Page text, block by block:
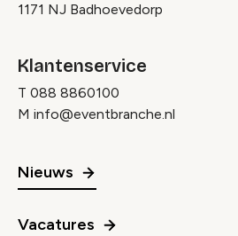
1171 NJ Badhoevedorp
Klantenservice
T 088 8860100
M info@eventbranche.nl
Nieuws
Vacatures